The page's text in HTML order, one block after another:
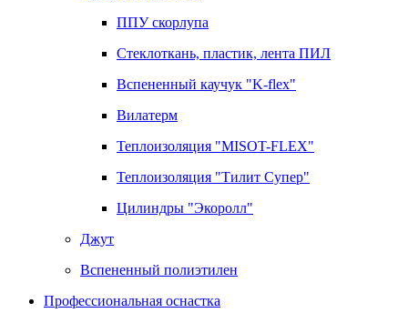
ППУ скорлупа
Стеклоткань, пластик, лента ПИЛ
Вспененный каучук "K-flex"
Вилатерм
Теплоизоляция "MISOT-FLEX"
Теплоизоляция "Тилит Супер"
Цилиндры "Экоролл"
Джут
Вспененный полиэтилен
Профессиональная оснастка